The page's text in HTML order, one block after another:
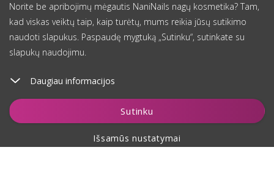
Norite be apribojimų mėgautis NaniNails nagų kosmetika? Tam,
kad viskas veiktų taip, kaip turėtų, mums reikia jūsų sutikimo
naudoti slapukus. Paspaudę mygtuką „Sutinku“, sutinkate su
slapukų naudojimu.
Daugiau informacijos
Sutinku
Išsamūs nustatymai
Įdėti į krepšelį